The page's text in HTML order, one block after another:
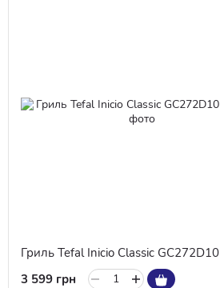
Гриль Tefal Inicio Classic GC272D10
3 599 грн